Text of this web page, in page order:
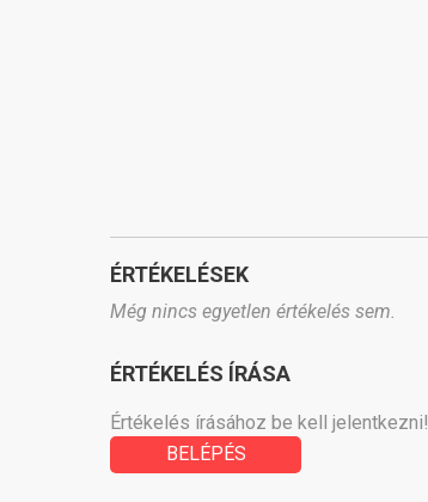
ÉRTÉKELÉSEK
Még nincs egyetlen értékelés sem.
ÉRTÉKELÉS ÍRÁSA
Értékelés írásához be kell jelentkezni!
BELÉPÉS